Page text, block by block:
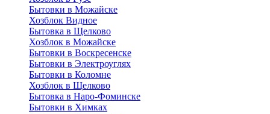
Бытовки в Можайске
Хозблок Видное
Бытовкa в Щелково
Хозблок в Можайске
Бытовки в Воскресенске
Бытовки в Электроуглях
Бытовки в Коломне
Хозблок в Щелково
Бытовка в Наро-Фоминске
Бытовки в Химках